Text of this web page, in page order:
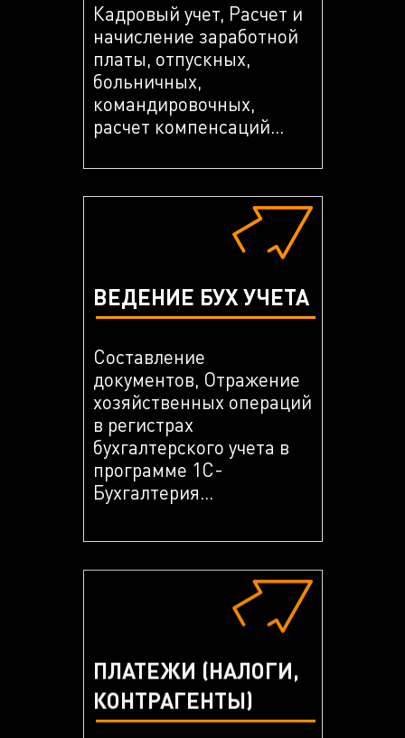
Кадровый учет, Расчет и
начисление заработной
платы, отпускных,
больничных,
командировочных,
расчет компенсаций...
ВЕДЕНИЕ БУХ УЧЕТА
Составление
документов, Отражение
хозяйственных операций
в регистрах
бухгалтерского учета в
программе 1С-
Бухгалтерия...
ПЛАТЕЖИ (НАЛОГИ,
КОНТРАГЕНТЫ)